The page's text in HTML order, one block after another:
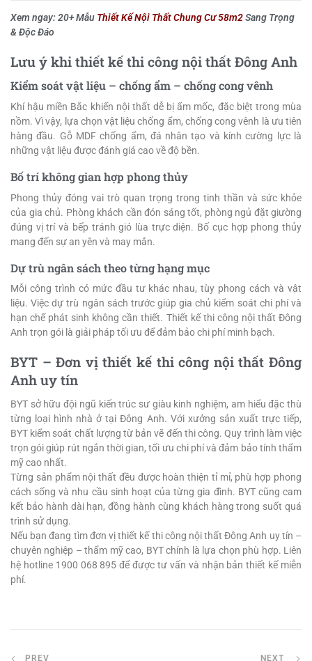
Xem ngay: 20+ Mẫu Thiết Kế Nội Thất Chung Cư 58m2Sang Trọng
& Độc Đáo
Lưu ý khi thiết kế thi công nội thất Đông Anh
Kiểm soát vật liệu – chống ẩm – chống cong vênh
Khí hậu miền Bắc khiến nội thất dễ bị ẩm mốc, đặc biệt trong mùa
nồm. Vì vậy, lựa chọn vật liệu chống ẩm, chống cong vênh là ưu tiên
hàng đầu. Gỗ MDF chống ẩm, đá nhân tạo và kính cường lực là
những vật liệu được đánh giá cao về độ bền.
Bố trí không gian hợp phong thủy
Phong thủy đóng vai trò quan trọng trong tinh thần và sức khỏe
của gia chủ. Phòng khách cần đón sáng tốt, phòng ngủ đặt giường
đúng vị trí và bếp tránh gió lùa trực diện. Bố cục hợp phong thủy
mang đến sự an yên và may mắn.
Dự trù ngân sách theo từng hạng mục
Mỗi công trình có mức đầu tư khác nhau, tùy phong cách và vật
liệu. Việc dự trù ngân sách trước giúp gia chủ kiểm soát chi phí và
hạn chế phát sinh không cần thiết. Thiết kế thi công nội thất Đông
Anh trọn gói là giải pháp tối ưu để đảm bảo chi phí minh bạch.
BYT – Đơn vị thiết kế thi công nội thất Đông
Anh uy tín
BYT sở hữu đội ngũ kiến trúc sư giàu kinh nghiệm, am hiểu đặc thù
từng loại hình nhà ở tại Đông Anh. Với xưởng sản xuất trực tiếp,
BYT kiểm soát chất lượng từ bản vẽ đến thi công. Quy trình làm việc
trọn gói giúp rút ngắn thời gian, tối ưu chi phí và đảm bảo tính thẩm
mỹ cao nhất.
Từng sản phẩm nội thất đều được hoàn thiện tỉ mỉ, phù hợp phong
cách sống và nhu cầu sinh hoạt của từng gia đình. BYT cũng cam
kết bảo hành dài hạn, đồng hành cùng khách hàng trong suốt quá
trình sử dụng.
Nếu bạn đang tìm đơn vị thiết kế thi công nội thất Đông Anh uy tín –
chuyên nghiệp – thẩm mỹ cao, BYT chính là lựa chọn phù hợp. Liên
hệ hotline 1900 068 895 để được tư vấn và nhận bản thiết kế miễn
phí.
PREV NEXT